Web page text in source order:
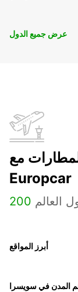
عرض جميع الدول
مع
Europcar
200
أبرز المواقع
المدن في سويسرا